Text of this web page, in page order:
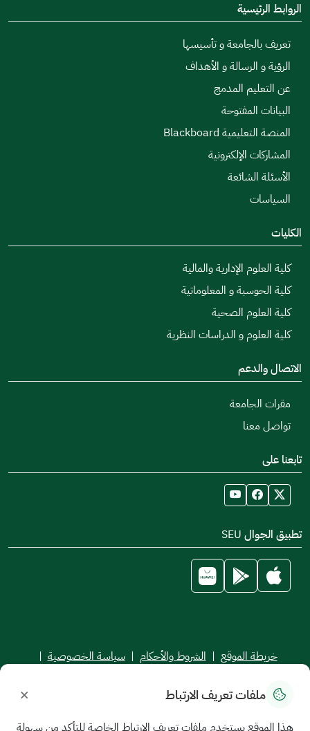
الروابط الرئيسية
تعريف بالجامعة و تأسيسها
الرؤية و الرسالة و الأهداف
عن التعليم المدمج
البيانات المفتوحة
المنصة التعليمية Blackboard
المشاركات الإلكترونية
الأسئلة الشائعة
السياسات
الكليات
كلية العلوم الإدارية والمالية
كلية الحوسبة و المعلوماتية
كلية العلوم الصحية
كلية العلوم و الدراسات النظرية
الاتصال والدعم
مقرات الجامعة
تواصل معنا
تابعنا على
تطبيق الجوال SEU
خريطة الموقع | الشروط والأحكام | سياسة الخصوصية |
جميع الحقوق محفوظة للجامعة السعودية الإلكترونية © 2026
ملفات تعريف الارتباط ×
هذا الموقع يستخدم ملفات تعريف الارتباط الخاصة للتأكد من سهولة